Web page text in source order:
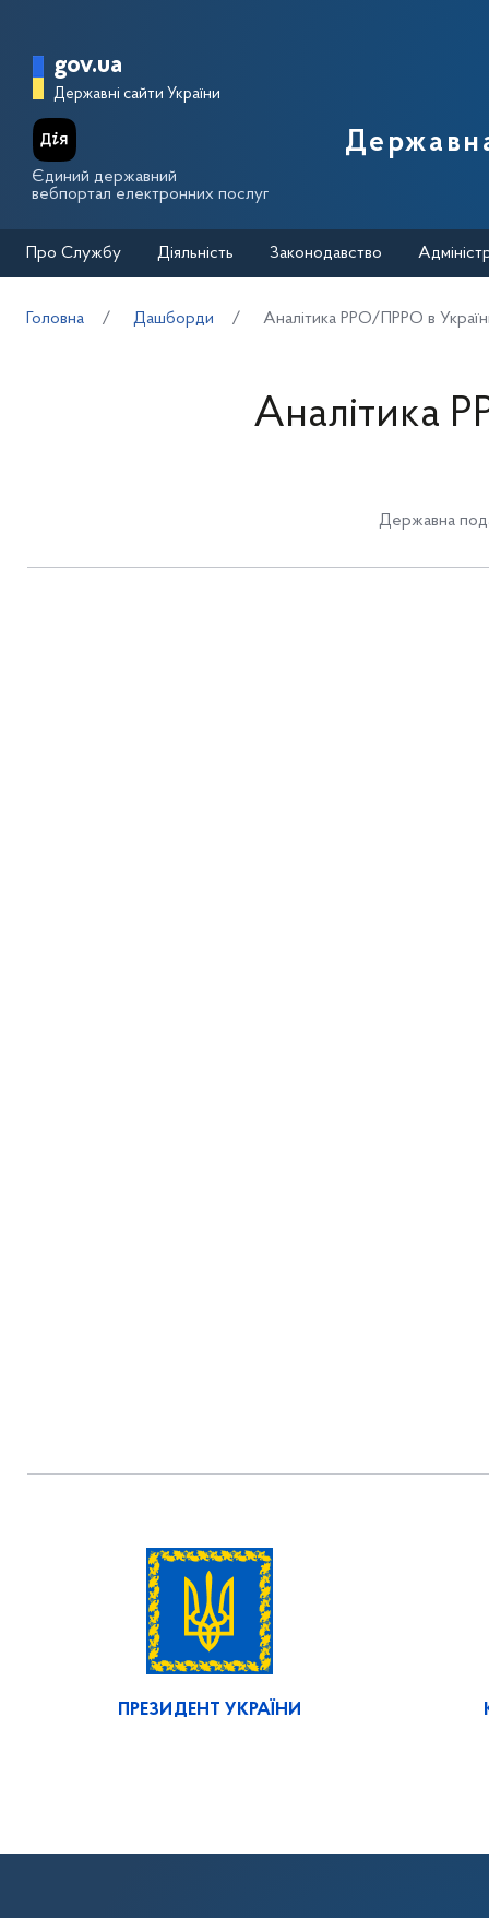
Головна сторінка Державної
gov.ua
Державні сайти України
Єдиний державний
вебпортал електронних послуг
Про Службу Діяльність Законодавство
Головна Дашборди Аналітика РРО/ПРРО в
Аналітика
Державна
ПРЕЗИДЕНТ УКРАЇНИ